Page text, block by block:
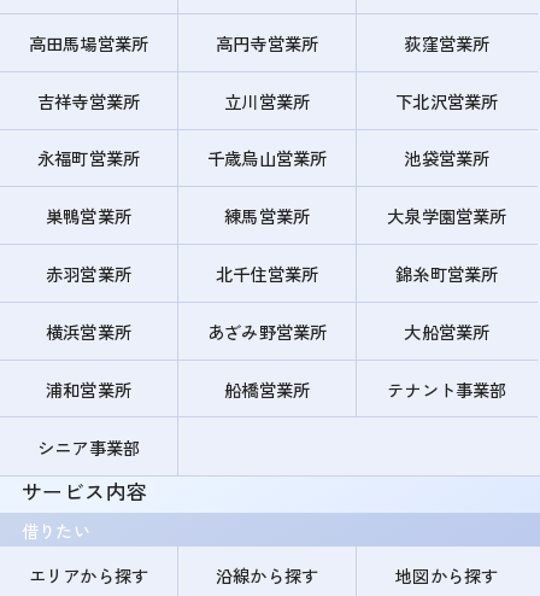
高田馬場営業所 高円寺営業所 荻窪営業所
吉祥寺営業所 立川営業所 下北沢営業所
永福町営業所 千歳烏山営業所 池袋営業所
巣鴨営業所 練馬営業所 大泉学園営業所
赤羽営業所 北千住営業所 錦糸町営業所
横浜営業所 あざみ野営業所 大船営業所
浦和営業所 船橋営業所 テナント事業部
シニア事業部
サービス内容
借りたい
エリアから探す
沿線から探す 地図から探す